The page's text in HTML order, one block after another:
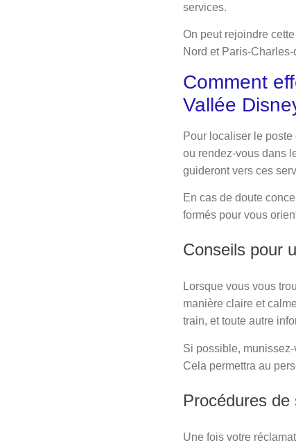
services.
On peut rejoindre
Nord et Paris-
Comment
Vallée
Pour localiser le
ou rendez-vous dans
guideront vers ces
En cas de doute
formés pour vous
Conseils pour
Lorsque vous vous
manière claire et
train, et toute autre
Si possible,
Cela permettra au
Procédures
Une fois votre